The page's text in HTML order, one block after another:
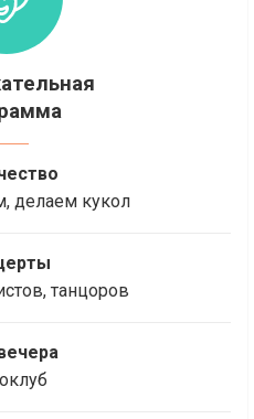
делаем кукол
танцоров